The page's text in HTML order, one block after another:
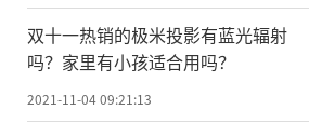
双十一热销的极米投影有蓝光辐射
吗？家里有小孩适合用吗？
2021-11-04 09:21:13